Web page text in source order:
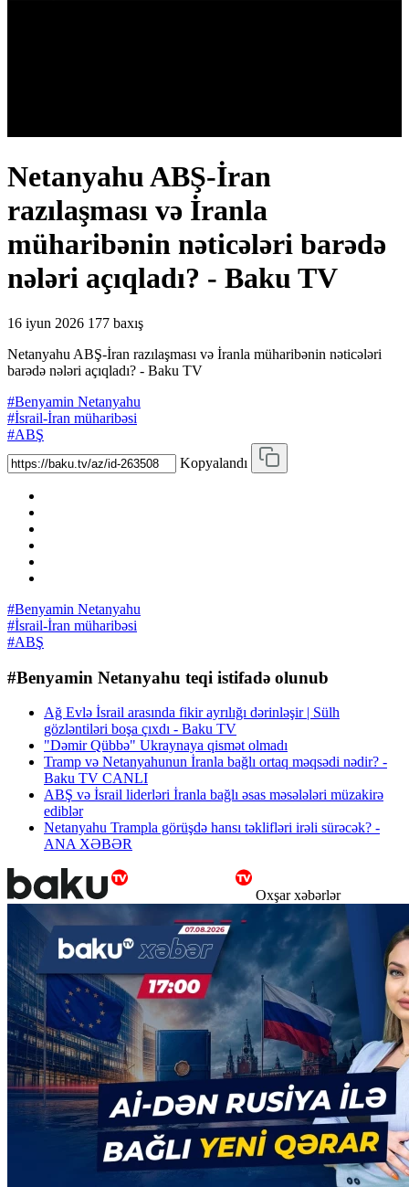
Netanyahu ABŞ-İran
razılaşması və İranla
müharibənin nəticələri barədə
nələri açıqladı? - Baku TV
16 iyun 2026 177 baxış
Netanyahu ABŞ-İran razılaşması və İranla müharibənin nəticələri
barədə nələri açıqladı? - Baku TV
#Benyamin Netanyahu
#İsrail-İran müharibəsi
#ABŞ
Kopyalandı
#Benyamin Netanyahu
#İsrail-İran müharibəsi
#ABŞ
#Benyamin Netanyahu teqi istifadə olunub
Ağ Evlə İsrail arasında fikir ayrılığı dərinləşir | Sülh
gözləntiləri boşa çıxdı - Baku TV
"Dəmir Qübbə" Ukraynaya qismət olmadı
Tramp və Netanyahunun İranla bağlı ortaq məqsədi nədir? -
Baku TV CANLI
ABŞ və İsrail liderləri İranla bağlı əsas məsələləri müzakirə
ediblər
Netanyahu Trampla görüşdə hansı təklifləri irəli sürəcək? -
ANA XƏBƏR
Oxşar xəbərlər